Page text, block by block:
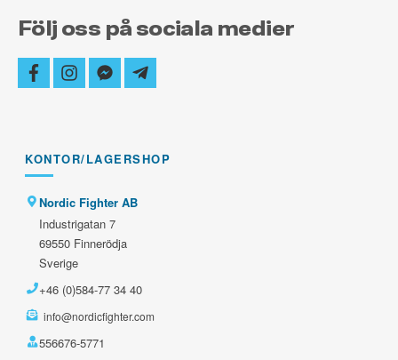
Följ oss på sociala medier
facebookinstagram
facebook-
messenger
telegram-
plane
KONTOR/LAGERSHOP
Nordic Fighter AB
Industrigatan 7
69550 Finnerödja
Sverige
+46 (0)584-77 34 40
info@nordicfighter.com
556676-5771